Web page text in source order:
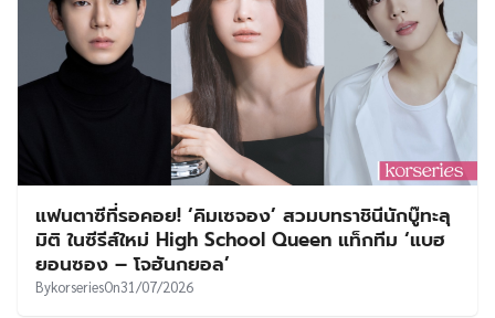
แฟนตาซีที่รอคอย! ‘คิมเซจอง’ สวมบทราชินีนักบู๊ทะลุ
มิติ ในซีรีส์ใหม่ High School Queen แท็กทีม ‘แบฮ
ยอนซอง – โจฮันกยอล’
BykorseriesOn31/07/2026